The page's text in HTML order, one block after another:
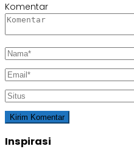
Komentar
Inspirasi